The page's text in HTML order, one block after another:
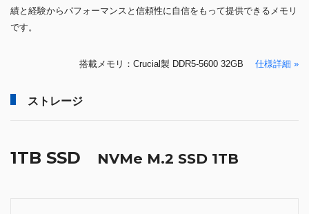
績と経験からパフォーマンスと信頼性に自信をもって提供できるメモリ
です。
搭載メモリ：Crucial製 DDR5-5600 32GB 仕様詳細 »
ストレージ
1TB SSD NVMe M.2 SSD 1TB